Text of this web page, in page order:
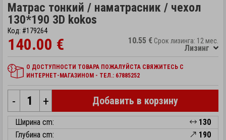
Матрас тонкий / наматрасник / чехол
130*190 3D kokos
Код: #179264
140.00 € 10.55 € Срок лизинга: 12 мес.
Лизинг
О ДОСТУПНОСТИ ТОВАРА ПОЖАЛУЙСТА СВЯЖИТЕСЬ С
ИНТЕРНЕТ-МАГАЗИНОМ - ТЕЛ.: 67885252
- + Добавить в корзину
Ширина cm:
130
Глубина cm:
190